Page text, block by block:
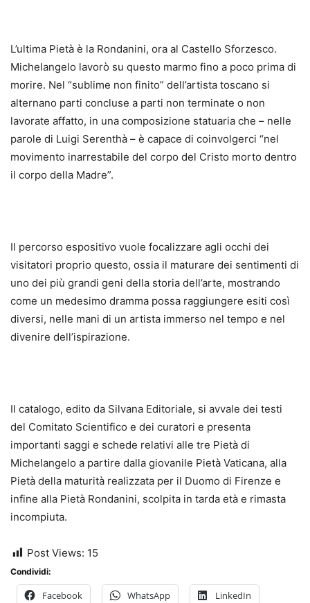
L’ultima Pietà è la Rondanini, ora al Castello Sforzesco.
Michelangelo lavorò su questo marmo fino a poco prima di
morire. Nel “sublime non finito” dell’artista toscano si
alternano parti concluse a parti non terminate o non
lavorate affatto, in una composizione statuaria che – nelle
parole di Luigi Serenthà – è capace di coinvolgerci “nel
movimento inarrestabile del corpo del Cristo morto dentro
il corpo della Madre”.
Il percorso espositivo vuole focalizzare agli occhi dei
visitatori proprio questo, ossia il maturare dei sentimenti di
uno dei più grandi geni della storia dell’arte, mostrando
come un medesimo dramma possa raggiungere esiti così
diversi, nelle mani di un artista immerso nel tempo e nel
divenire dell’ispirazione.
Il catalogo, edito da Silvana Editoriale, si avvale dei testi
del Comitato Scientifico e dei curatori e presenta
importanti saggi e schede relativi alle tre Pietà di
Michelangelo a partire dalla giovanile Pietà Vaticana, alla
Pietà della maturità realizzata per il Duomo di Firenze e
infine alla Pietà Rondanini, scolpita in tarda età e rimasta
incompiuta.
Post Views: 15
Condividi:
Facebook WhatsApp LinkedIn